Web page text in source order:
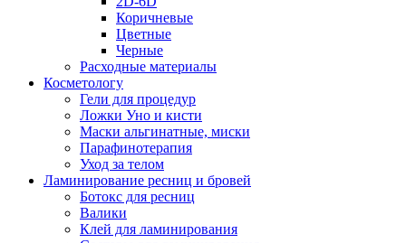
Коричневые
Цветные
Черные
Расходные материалы
Косметологу
Гели для процедур
Ложки Уно и кисти
Маски альгинатные, миски
Парафинотерапия
Уход за телом
Ламинирование ресниц и бровей
Ботокс для ресниц
Валики
Клей для ламинирования